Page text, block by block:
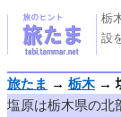
栃
設
旅たま → 栃木→
塩原は栃木県の北